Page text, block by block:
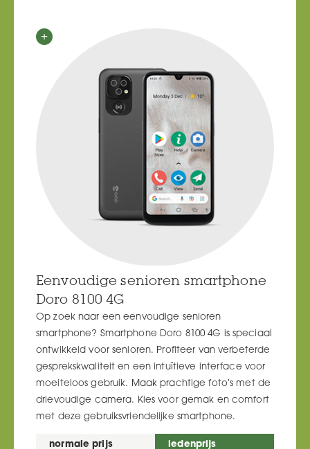
Eenvoudige senioren smartphone
Doro 8100 4G
Op zoek naar een eenvoudige senioren
smartphone? Smartphone Doro 8100 4G is speciaal
ontwikkeld voor senioren. Profiteer van verbeterde
gesprekskwaliteit en een intuïtieve interface voor
moeiteloos gebruik. Maak prachtige foto’s met de
drievoudige camera. Kies voor gemak en comfort
met deze gebruiksvriendelijke smartphone.
normale prijs ledenprijs